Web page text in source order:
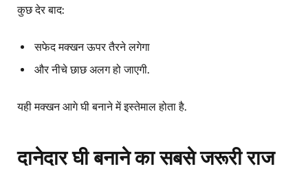
कुछ देर बाद:
सफेद मक्खन ऊपर तैरने लगेगा
और नीचे छाछ अलग हो जाएगी.
यही मक्खन आगे घी बनाने में इस्तेमाल होता है.
दानेदार घी बनाने का सबसे जरूरी राज